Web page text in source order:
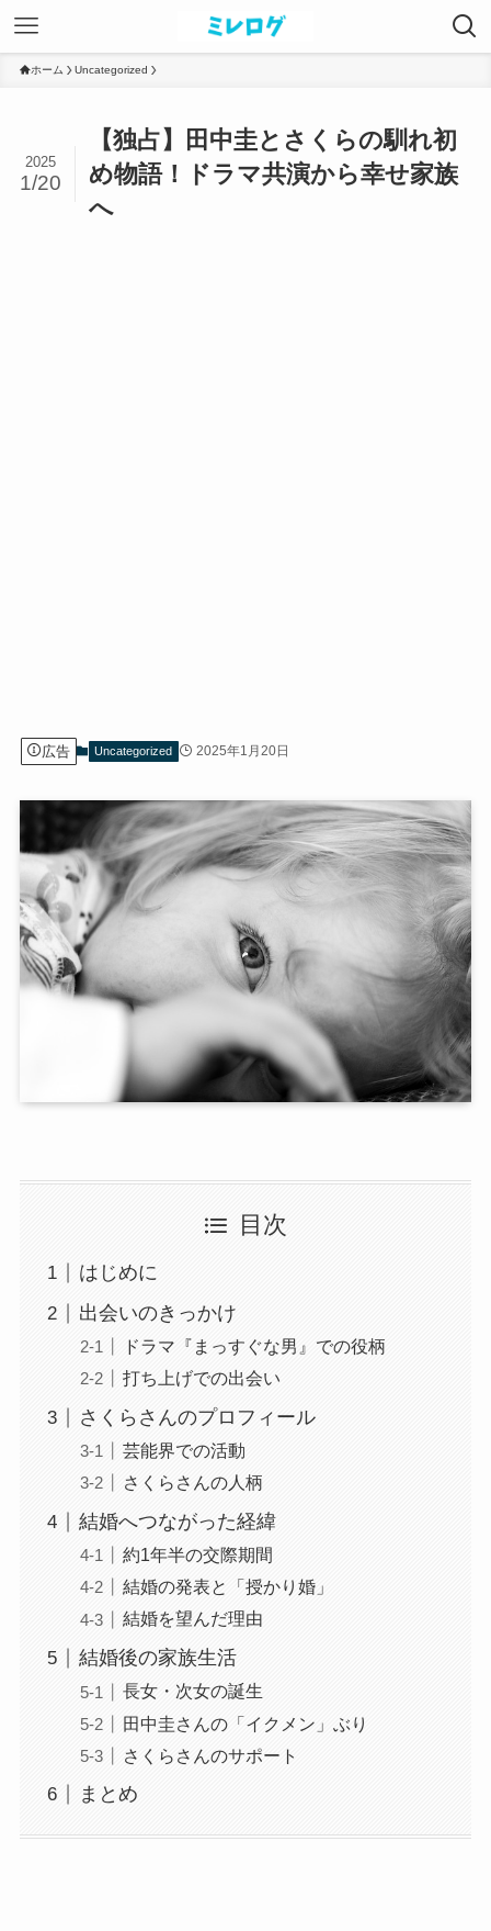
ホーム Uncategorized
【独占】田中圭とさくらの馴れ初
め物語！ドラマ共演から幸せ家族
へ
2025
1/20
広告 Uncategorized 2025年1月20日
目次
はじめに
出会いのきっかけ
ドラマ『まっすぐな男』での役柄
打ち上げでの出会い
さくらさんのプロフィール
芸能界での活動
さくらさんの人柄
結婚へつながった経緯
約1年半の交際期間
結婚の発表と「授かり婚」
結婚を望んだ理由
結婚後の家族生活
長女・次女の誕生
田中圭さんの「イクメン」ぶり
さくらさんのサポート
まとめ